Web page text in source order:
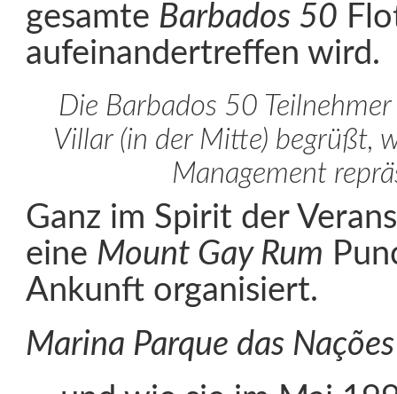
gesamte Barbados 50
aufeinandertreffen wird.
Die Barbados 50
Villar (in der Mitte) begrüßt,
Management
Ganz im Spirit der
eine Mount Gay Rum
Ankunft organisiert.
Marina Parque das Nações